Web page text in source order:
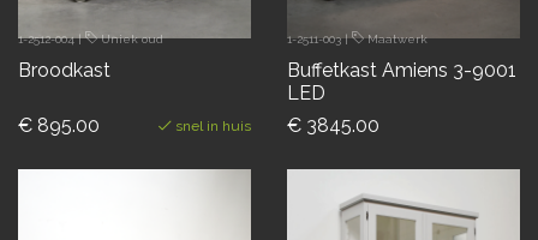
1-2512-004| Uniek oud
Broodkast
€ 895.00 snel in huis
1-2511-003| Maatwerk
Buffetkast Amiens 3-9001
LED
€ 3845.00